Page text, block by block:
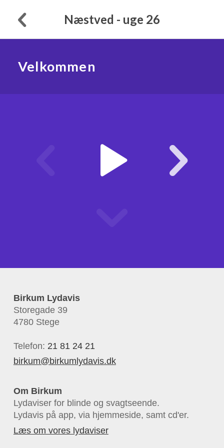
Næstved - uge 26
Velkommen
Birkum Lydavis
Storegade 39
4780 Stege
Telefon: 21 81 24 21
birkum@birkumlydavis.dk
Om Birkum
Lydaviser for blinde og svagtseende.
Lydavis på app, via hjemmeside, samt cd'er.
Læs om vores lydaviser